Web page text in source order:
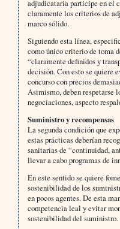
adjudicataria participe en el
claramente los criterios de
marco sólido.
Siguiendo esta línea,
como único criterio de toma
“claramente definidos y
decisión. Con esto se quiere
concurso con precios
Asimismo, deben respetarse
negociaciones, aspecto
Suministro y recompensas
La segunda condición que
estas prácticas deberían
sanitarias de “continuidad,
llevar a cabo programas de
En este sentido se quiere
sostenibilidad de los
en pocos agentes. De esta
competencia leal y evitar
sostenibilidad del suministro.